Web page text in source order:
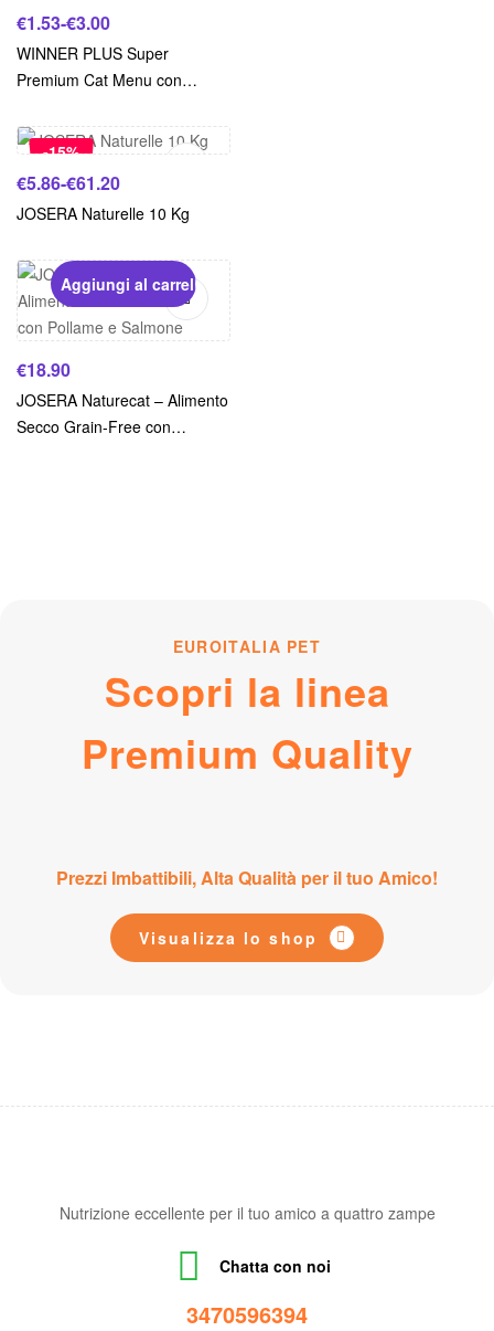
€1.53-€3.00
WINNER PLUS Super
Premium Cat Menu con
-15%
€5.86-€61.20
JOSERA Naturelle 10 Kg
Aggiungi al carrello
€18.90
JOSERA Naturecat – Alimento
Secco Grain-Free con
EUROITALIA PET
Scopri la linea
Premium Quality
Prezzi Imbattibili, Alta Qualità per il tuo Amico!
Visualizza lo shop
Nutrizione eccellente per il tuo amico a quattro zampe
Chatta con noi
3470596394